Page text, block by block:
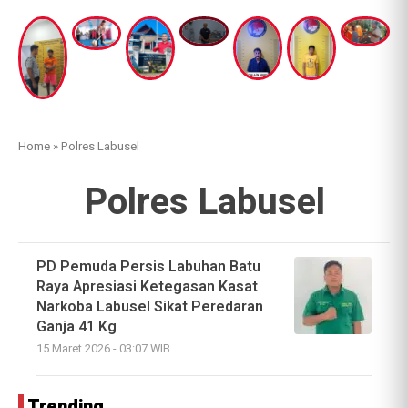
Home »Polres Labusel
Polres Labusel
PD Pemuda Persis Labuhan Batu
Raya Apresiasi Ketegasan Kasat
Narkoba Labusel Sikat Peredaran
Ganja 41 Kg
15 Maret 2026 - 03:07 WIB